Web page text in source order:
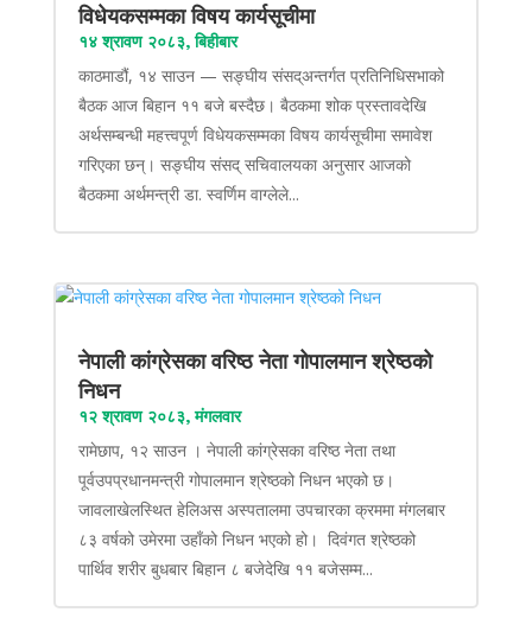
विधेयकसम्मका विषय कार्यसूचीमा
१४ श्रावण २०८३, बिहीबार
काठमाडौं, १४ साउन — सङ्घीय संसद्अन्तर्गत प्रतिनिधिसभाको
बैठक आज बिहान ११ बजे बस्दैछ। बैठकमा शोक प्रस्तावदेखि
अर्थसम्बन्धी महत्त्वपूर्ण विधेयकसम्मका विषय कार्यसूचीमा समावेश
गरिएका छन्। सङ्घीय संसद् सचिवालयका अनुसार आजको
बैठकमा अर्थमन्त्री डा. स्वर्णिम वाग्लेले...
नेपाली कांग्रेसका वरिष्ठ नेता गोपालमान श्रेष्ठको
निधन
१२ श्रावण २०८३, मंगलवार
रामेछाप, १२ साउन । नेपाली कांग्रेसका वरिष्ठ नेता तथा
पूर्वउपप्रधानमन्त्री गोपालमान श्रेष्ठको निधन भएको छ।
जावलाखेलस्थित हेलिअस अस्पतालमा उपचारका क्रममा मंगलबार
८३ वर्षको उमेरमा उहाँको निधन भएको हो। दिवंगत श्रेष्ठको
पार्थिव शरीर बुधबार बिहान ८ बजेदेखि ११ बजेसम्म...